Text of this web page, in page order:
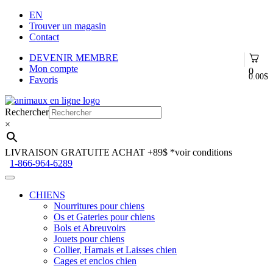
EN
Trouver un magasin
Contact
0
0.00$
DEVENIR MEMBRE
Mon compte
Favoris
Aller
à
la
navigation
Aller
au
contenu
Rechercher
×
LIVRAISON GRATUITE ACHAT +89$ *voir conditions
1-866-964-6289
CHIENS
Nourritures pour chiens
Os et Gateries pour chiens
Bols et Abreuvoirs
Jouets pour chiens
Collier, Harnais et Laisses chien
Cages et enclos chien